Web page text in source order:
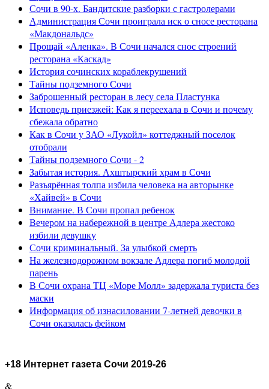
Сочи в 90-х. Бандитские разборки с гастролерами
Администрация Сочи проиграла иск о сносе ресторана
«Макдональдс»
Прощай «Аленка». В Сочи начался снос строений
ресторана «Каскад»
История сочинских кораблекрушений
Тайны подземного Сочи
Заброшенный ресторан в лесу села Пластунка
Исповедь приезжей: Как я переехала в Сочи и почему
сбежала обратно
Как в Сочи у ЗАО «Лукойл» коттеджный поселок
отобрали
Тайны подземного Сочи - 2
Забытая история. Ахштырский храм в Сочи
Разъярённая толпа избила человека на авторынке
«Хайвей» в Сочи
Внимание. В Сочи пропал ребенок
Вечером на набережной в центре Адлера жестоко
избили девушку
Сочи криминальный. За улыбкой смерть
На железнодорожном вокзале Адлера погиб молодой
парень
В Сочи охрана ТЦ «Море Молл» задержала туриста без
маски
Информация об изнасиловании 7-летней девочки в
Сочи оказалась фейком
+18 Интернет газета Сочи 2019-26
&